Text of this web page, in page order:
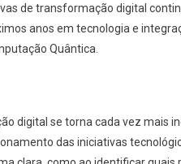
de transformação digital
anos em tecnologia e
Quântica.
digital se torna cada vez mais
das iniciativas